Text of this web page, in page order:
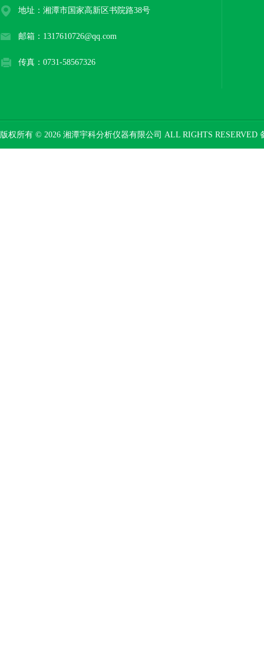
地址：湘潭市国家高新区书院路38号
邮箱：1317610726@qq.com
传真：0731-58567326
版权所有 © 2026 湘潭宇科分析仪器有限公司 ALL RIGHTS RESERVED